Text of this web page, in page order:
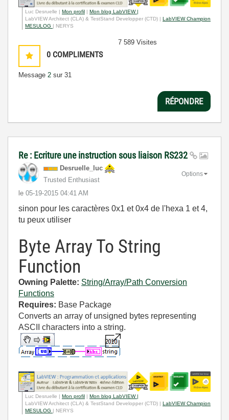
Luc Desruelle | Mon profil
Mon blog LabVIEW |
LabVIEW Architect (CLA) & TestStand Developper (CTD) | LabVIEW Champion
MESULOG
| NERYS
0 COMPLIMENTS
Message 2 sur 31
7 589 Visites
RÉPONDRE
Re : Ecriture une instruction sous liaison RS232
Desruelle_luc
Trusted Enthusiast
le ‎05-19-2015 04:41 AM
Options
sinon pour les caractères 0x1 et 0x4 de l'hexa 1 et 4,
tu peux utiliser
Byte Array To String
Function
Owning Palette: String/Array/Path Conversion
Functions
Requires: Base Package
Converts an array of unsigned bytes representing
ASCII characters into a string.
Luc Desruelle | Mon profil | Mon blog LabVIEW |
LabVIEW Architect (CLA) & TestStand Developper (CTD) | LabVIEW Champion
MESULOG | NERYS